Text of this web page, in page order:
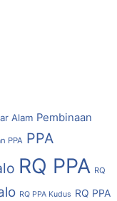
Alam Pembinaan
PPA PPA
RQ PPA RQ
RQ PPA Kudus RQ PPA